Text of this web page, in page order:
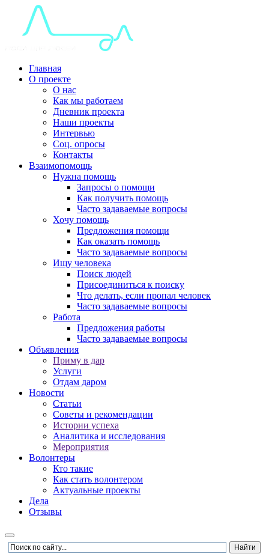
Главная
О проекте
О нас
Как мы работаем
Дневник проекта
Наши проекты
Интервью
Соц. опросы
Контакты
Взаимопомощь
Нужна помощь
Запросы о помощи
Как получить помощь
Часто задаваемые вопросы
Хочу помощь
Предложения помощи
Как оказать помощь
Часто задаваемые вопросы
Ищу человека
Поиск людей
Присоединиться к поиску
Что делать, если пропал человек
Часто задаваемые вопросы
Работа
Предложения работы
Часто задаваемые вопросы
Объявления
Приму в дар
Услуги
Отдам даром
Новости
Статьи
Советы и рекомендации
Истории успеха
Аналитика и исследования
Мероприятия
Волонтеры
Кто такие
Как стать волонтером
Актуальные проекты
Дела
Отзывы